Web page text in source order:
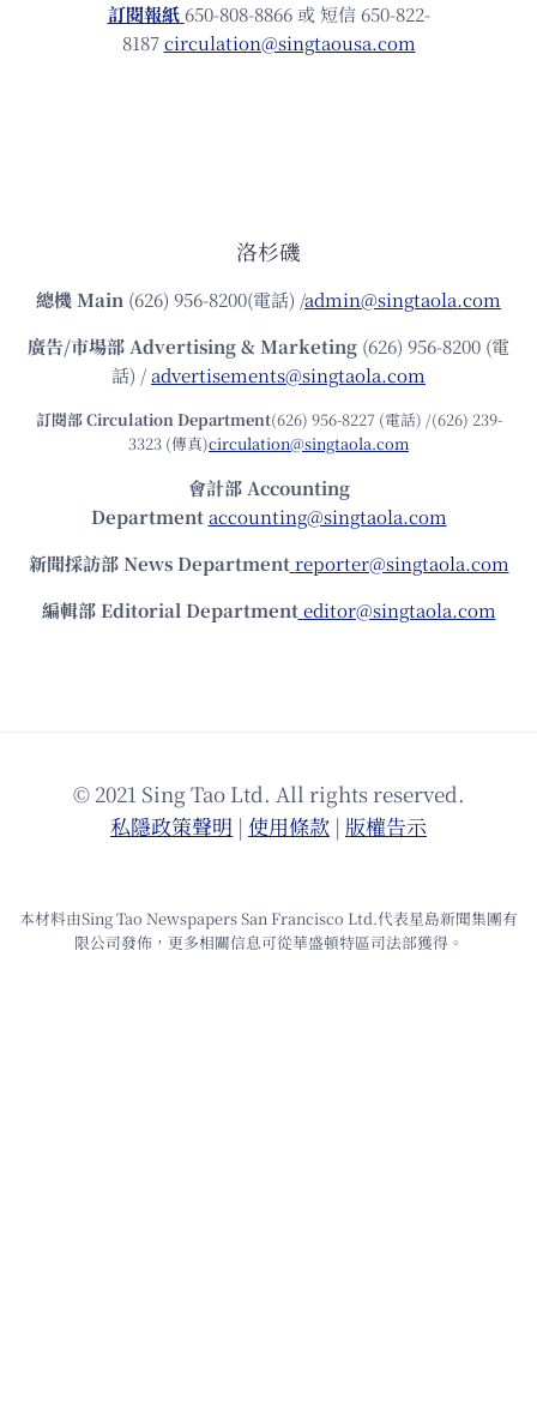
訂閱報紙 650-808-8866 或 短信 650-822-
8187circulation@singtaousa.com
洛杉磯
總機Main (626) 956-8200(電話) /admin@singtaola.com
廣告/市場部Advertising & Marketing (626) 956-8200 (電
話) /advertisements@singtaola.com
訂閱部 Circulation Department(626) 956-8227 (電話) /(626) 239-
3323 (傳真)circulation@singtaola.com
會計部 Accounting
Department accounting@singtaola.com
新聞採訪部 News Department reporter@singtaola.com
編輯部 Editorial Department editor@singtaola.com
© 2021 Sing Tao Ltd. All rights reserved.
私隱政策聲明 | 使⽤條款 | 版權告⽰
本材料由Sing Tao Newspapers San Francisco Ltd.代表星島新聞集團有
限公司發佈，更多相關信息可從華盛頓特區司法部獲得。